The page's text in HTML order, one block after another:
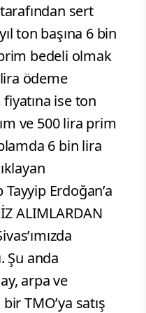
sert
ton başına 6 bin
bedeli olmak
ödeme
fiyatına ise ton
ve 500 lira prim
6 bin lira
Erdoğan’a
ALIMLARDAN
Şu anda
arpa ve
TMO’ya satış